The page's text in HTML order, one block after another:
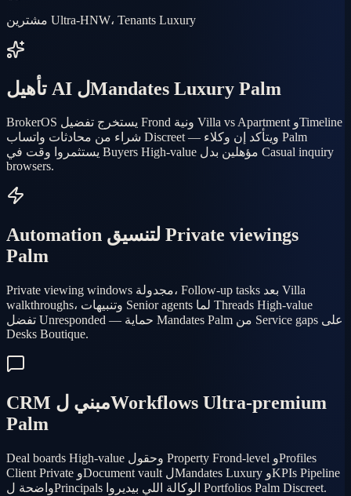
مشترين Ultra-HNW، Tenants Luxury
تأهيل AI لMandates Luxury Palm
BrokerOS يستخرج تفضيل Frond ونية Villa vs Apartment وTimeline
شراء من محادثات واتساب Discreet — ويتأكد إن وكلاء Palm
يستثمروا وقت في Buyers High-value مؤهلين بدل Casual inquiry
browsers.
Automation لتنسيق Private viewings
Palm
Private viewing windows مجدولة، Follow-up tasks بعد Villa
walkthroughs، وتنبيهات Senior agents لما Threads High-value
تفضل Unresponded — حماية Mandates Palm من Service gaps على
Desks Boutique.
CRM مبني لWorkflows Ultra-premium
Palm
Deal boards High-value وحقول Property Frond-level وProfiles
Client Private وDocument vault لMandates Luxury وKPIs Pipeline
واضحة لPrincipals الوكالة اللي بيديروا Portfolios Palm Discreet.